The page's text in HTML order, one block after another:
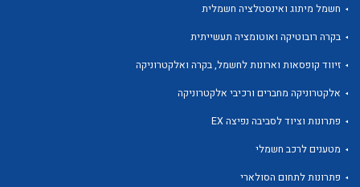
לכל מוצרי היצרן
חשמל מיתוג ואינסטלציה חשמלית
בקרה רובוטיקה ואוטומציה תעשייתית
זיווד קופסאות וארונות לחשמל, בקרה ואלקטרוניקה
אלקטרוניקה מחברים ורכיבי אלקטרוניקה
פתרונות וציוד לסביבה נפיצה EX
מטענים לרכב חשמלי
פתרונות לתחום הסולארי